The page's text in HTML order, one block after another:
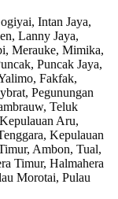
Intan Jaya,
Lanny Jaya,
Merauke, Mimika,
Puncak Jaya,
Fakfak,
Pegunungan
Teluk
Aru,
Kepulauan
Ambon, Tual,
Timur, Halmahera
Morotai, Pulau